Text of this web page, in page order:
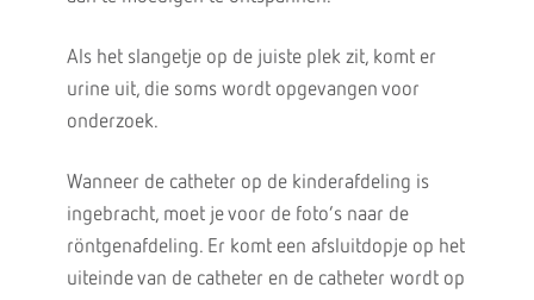
Als het slangetje op de juiste plek zit, komt er
urine uit, die soms wordt opgevangen voor
onderzoek.
Wanneer de catheter op de kinderafdeling is
ingebracht, moet je voor de foto’s naar de
röntgenafdeling. Er komt een afsluitdopje op het
uiteinde van de catheter en de catheter wordt op